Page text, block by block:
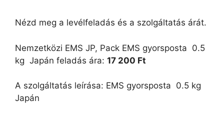
Nézd meg a levélfeladás és a szolgáltatás árát.
Nemzetközi EMS JP, Pack EMS gyorsposta  0.5
kg  Japán feladás ára: 17 200 Ft
A szolgáltatás leírása: EMS gyorsposta  0.5 kg 
Japán